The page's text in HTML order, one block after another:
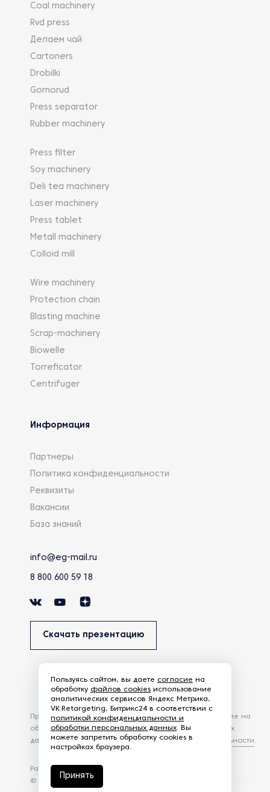
Coal machinery
Rvd press
Делаем чай
Cartoners
Drobilki
Gornorud
Press separator
Rubber machinery
Press filter
Soy machinery
Deli tea machinery
Laser machinery
Press tablet
Metall machinery
Colloid mill
Wire machinery
Protection chain
Blasting machine
Scrap-machinery
Biowelle
Torreficator
Centrifuger
Информация
Партнеры
Политика конфиденциальности
Реквизиты
Вакансии
База знаний
info@eg-mail.ru
8 800 600 59 18
Скачать презентацию
Разработка сайта —
© 2026 – Eurasia Group. Все права защищены
Продолжая использовать наш сайт, вы даете согласие на
обработку файлов Cookies и других пользовательских
данных, в соответствии сПолитикой конфиденциальности.
Пользуясь сайтом, вы даете согласие на
обработку файлов cookies использование
аналитических сервисов Яндекс Метрика,
VK.Retargeting, Битрикс24 в соответствии с
политикой конфиденциальности и
обработки персональных данных. Вы
можете запретить обработку cookies в
настройках браузера.
Принять